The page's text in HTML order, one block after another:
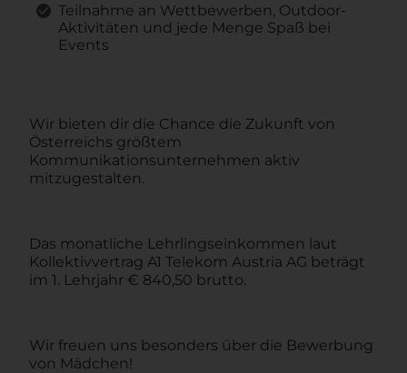
Teilnahme an Wettbewerben, Outdoor-
Aktivitäten und jede Menge Spaß bei
Events
Wir bieten dir die Chance die Zukunft von
Österreichs größtem
Kommunikationsunternehmen aktiv
mitzugestalten.
Das monatliche Lehrlingseinkommen laut
Kollektivvertrag A1 Telekom Austria AG beträgt
im 1. Lehrjahr € 840,50 brutto.
Wir freuen uns besonders über die Bewerbung
von Mädchen!